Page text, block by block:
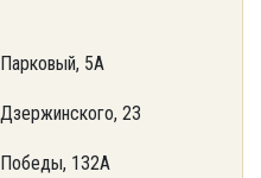
5А
23
Победы, 132А